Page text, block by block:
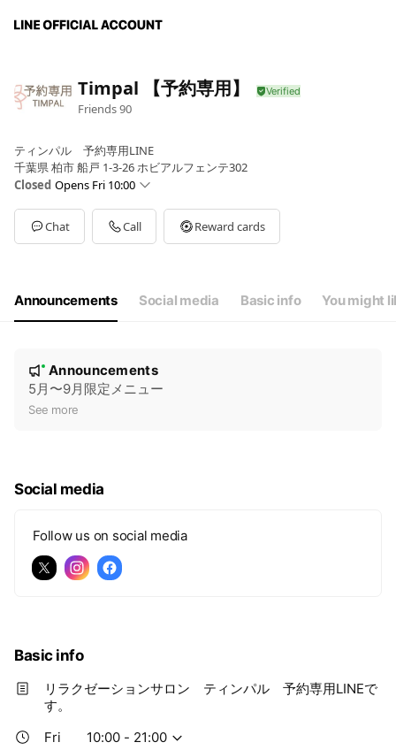
Timpal 【予約専用】
Friends90
ティンパル 予約専用LINE
千葉県 柏市 船戸 1-3-26 ホビアルフェンテ302
Closed Opens Fri 10:00
Sun10:00 - 21:00
Mon10:00 - 21:00
Tue
10:00 - 21:00
Sat10:00 - 21:00
不定休
Chat Call Reward cards
Announcements Social media Basic info You might
e
New
Announcements
5月〜9月限定メニュー
See more
Social media
Follow us on social media
Basic info
リラクゼーションサロン ティンパル 予約専用LINEで
す。
Fri
10:00 - 21:00